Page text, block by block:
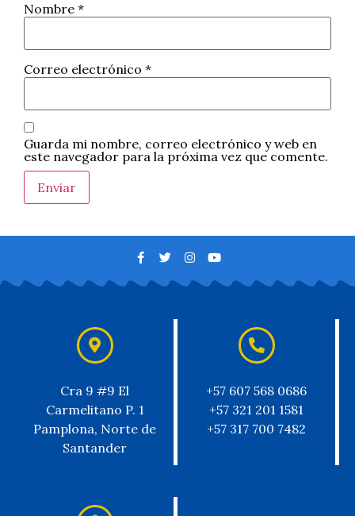
Nombre *
Correo electrónico *
Guarda mi nombre, correo electrónico y web en
este navegador para la próxima vez que comente.
Cra 9 #9 El
Carmelitano P. 1
Pamplona, Norte de
Santander
+57 607 568 0686
+57 321 201 1581
+57 317 700 7482